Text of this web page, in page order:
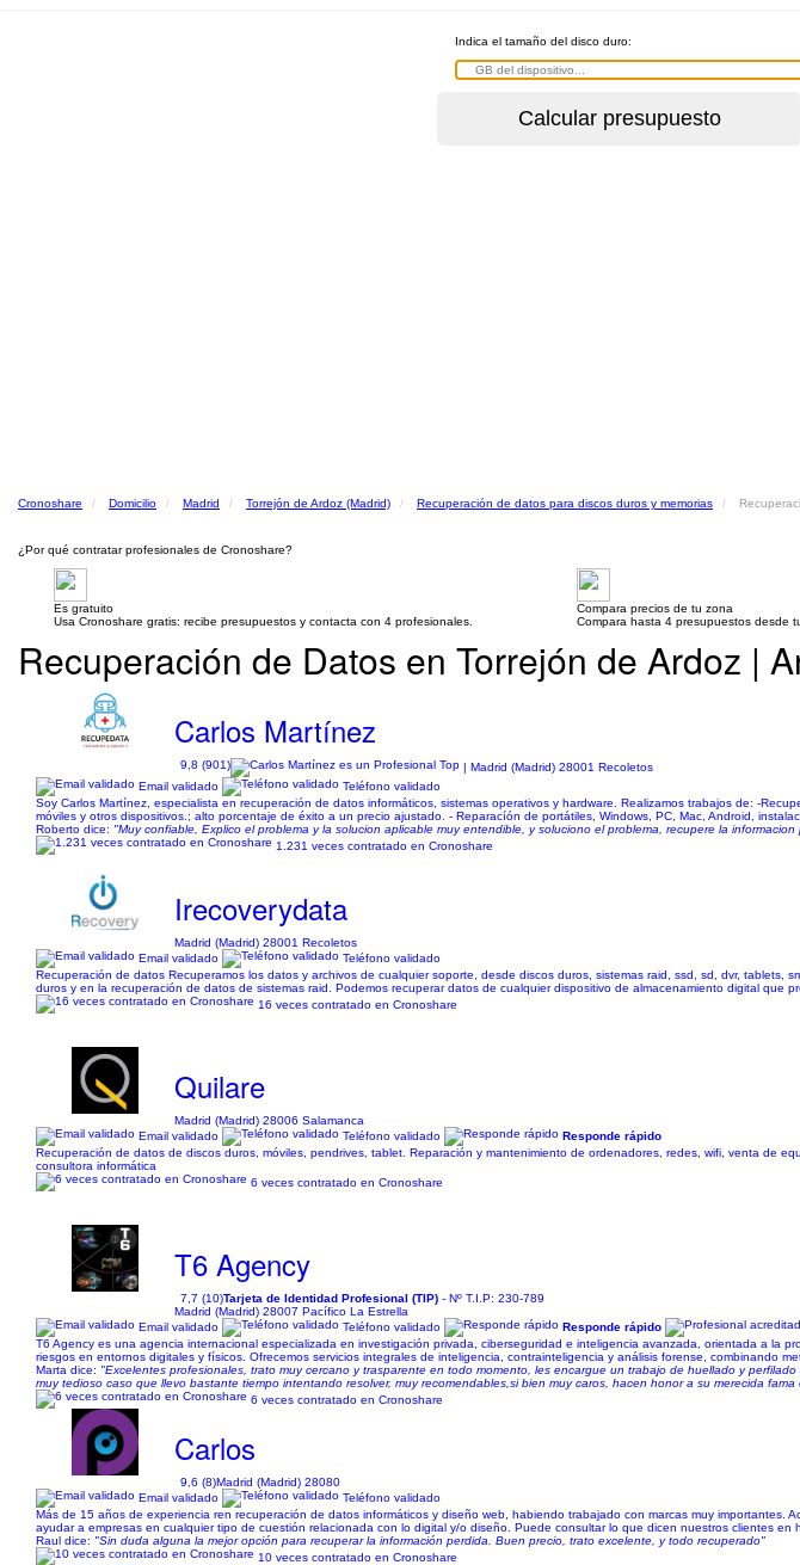
Indica el tamaño del disco duro:
Cronoshare Domicilio Madrid Torrejón de Ardoz (Madrid) Recuperación de datos para discos duros y memorias
¿Por qué contratar profesionales de Cronoshare?
Es gratuito
Usa Cronoshare gratis: recibe presupuestos y contacta con 4 profesionales.
Compara precios de tu zona
Compara hasta 4 presupuestos desde
Recuperación de Datos en Torrejón de Ardoz |
Carlos Martínez
9,8 (901)
| Madrid (Madrid) 28001 Recoletos
Email validado
Teléfono validado
Soy Carlos Martínez, especialista en recuperación de datos informáticos, sistemas operativos y hardware. Realizamos trabajos de: -
móviles y otros dispositivos.; alto porcentaje de éxito a un precio ajustado. - Reparacíón de portátiles, Windows, PC, Mac, Android,
Roberto dice: "Muy confiable, Explico el problema y la solucion aplicable muy entendible, y soluciono el problema, recupere la
1.231 veces contratado en Cronoshare
Irecoverydata
Madrid (Madrid) 28001 Recoletos
Email validado
Teléfono validado
Recuperación de datos Recuperamos los datos y archivos de cualquier soporte, desde discos duros, sistemas raid, ssd, sd, dvr, tablets,
duros y en la recuperación de datos de sistemas raid. Podemos recuperar datos de cualquier dispositivo de almacenamiento digital que
16 veces contratado en Cronoshare
Quilare
Madrid (Madrid) 28006 Salamanca
Email validado
Teléfono validado
Responde rápido
Recuperación de datos de discos duros, móviles, pendrives, tablet. Reparación y mantenimiento de ordenadores, redes, wifi, venta de
consultora informática
6 veces contratado en Cronoshare
T6 Agency
7,7 (10)Tarjeta de Identidad Profesional (TIP) - Nº T.I.P: 230-789
Madrid (Madrid) 28007 Pacífico La Estrella
Email validado
Teléfono validado Responde rápido
T6 Agency es una agencia internacional especializada en investigación privada, ciberseguridad e inteligencia avanzada, orientada a la
riesgos en entornos digitales y físicos. Ofrecemos servicios integrales de inteligencia, contrainteligencia y análisis forense, combinando
Marta dice: "Excelentes profesionales, trato muy cercano y trasparente en todo momento, les encargue un trabajo de huellado y
muy tedioso caso que llevo bastante tiempo intentando resolver, muy recomendables,si bien muy caros, hacen honor a su merecida fama
6 veces contratado en Cronoshare
Carlos
9,6 (8)Madrid (Madrid) 28080
Email validado
Teléfono validado
Más de 15 años de experiencia ren recuperación de datos informáticos y diseño web, habiendo trabajado con marcas muy importantes.
ayudar a empresas en cualquier tipo de cuestión relacionada con lo digital y/o diseño. Puede consultar lo que dicen nuestros clientes en
Raul dice: "Sin duda alguna la mejor opción para recuperar la información perdida. Buen precio, trato excelente, y todo recuperado"
10 veces contratado en Cronoshare